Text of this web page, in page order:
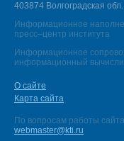
403874 Волгоградская
Информационное
пресс–центр института
Информационное
информационный
О сайте
Карта сайта
По вопросам работы
webmaster@kti.ru